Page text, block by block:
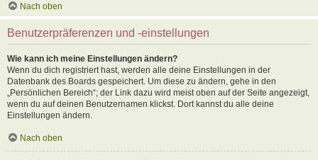
Nach oben
Benutzerpräferenzen und -einstellungen
Wie kann ich meine Einstellungen ändern?
Wenn du dich registriert hast, werden alle deine Einstellungen in der
Datenbank des Boards gespeichert. Um diese zu ändern, gehe in den
„Persönlichen Bereich“; der Link dazu wird meist oben auf der Seite angezeigt,
wenn du auf deinen Benutzernamen klickst. Dort kannst du alle deine
Einstellungen ändern.
Nach oben